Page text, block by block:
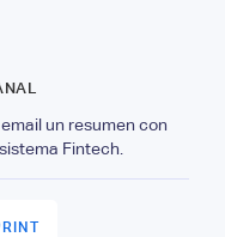
un resumen con
Fintech.